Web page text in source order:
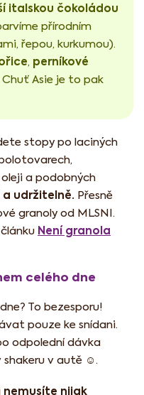
italskou čokoládou
přírodním
řepou, kurkumou).
, perníkové
Asie je to pak
stopy po laciných
a podobných
udržitelně. Přesně
granoly od MLSNI.
Není granola
celého dne
To bezesporu!
pouze ke snídani.
odpolední dávka
shakeru v autě ☺️.
nemusíte nijak